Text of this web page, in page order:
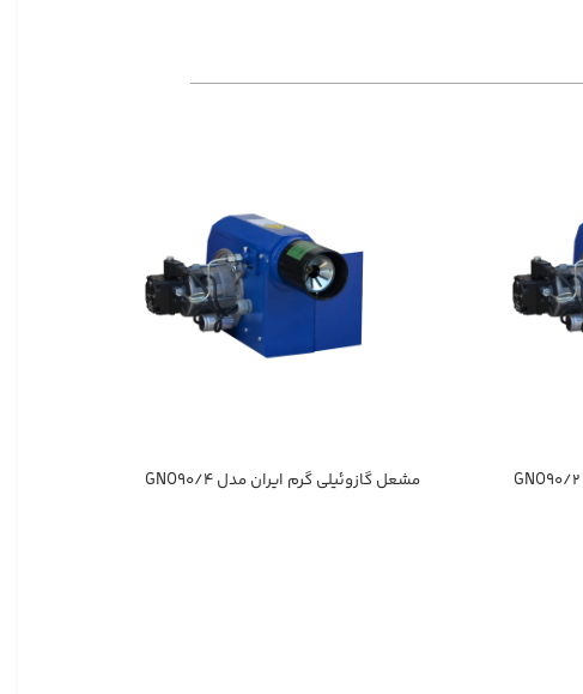
مشعل گازوئیلی گرم ایران مدل GNO۹۰/۴